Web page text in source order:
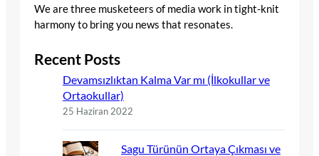
We are three musketeers of media work in tight-knit
harmony to bring you news that resonates.
Recent Posts
Devamsızlıktan Kalma Var mı (İlkokullar ve
Ortaokullar)
25 Haziran 2022
Sagu Türünün Ortaya Çıkması ve